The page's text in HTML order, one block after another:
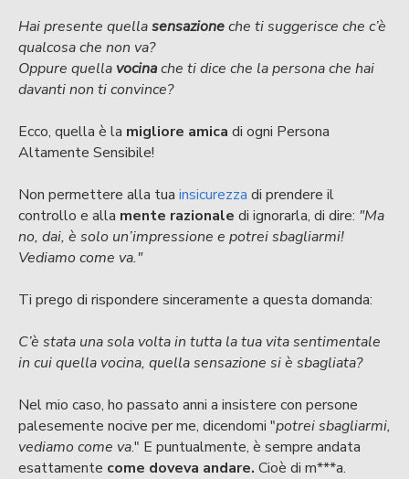
Hai presente quellasensazioneche ti suggerisce che c’è
qualcosa che non va?
Oppure quellavocinache ti dice che la persona che hai
davanti non ti convince?
Ecco, quella è la migliore amica di ogni Persona
Altamente Sensibile!
Non permettere alla tua insicurezza di prendere il
controllo e alla mente razionale di ignorarla, di dire: "Ma
no, dai, è solo un’impressione e potrei sbagliarmi!
Vediamo come va."
Ti prego di rispondere sinceramente a questa domanda:
C’è stata una sola volta in tutta la tua vita sentimentale
in cui quella vocina, quella sensazione si è sbagliata?
Nel mio caso, ho passato anni a insistere con persone
palesemente nocive per me, dicendomi "potrei sbagliarmi,
vediamo come va." E puntualmente, è sempre andata
esattamente come doveva andare. Cioè di m***a.